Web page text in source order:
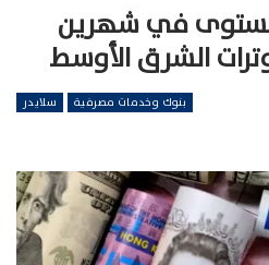
مستوى في شهرين
الشرق الأوسط
بنوك وخدمات مصرفية سلايدر